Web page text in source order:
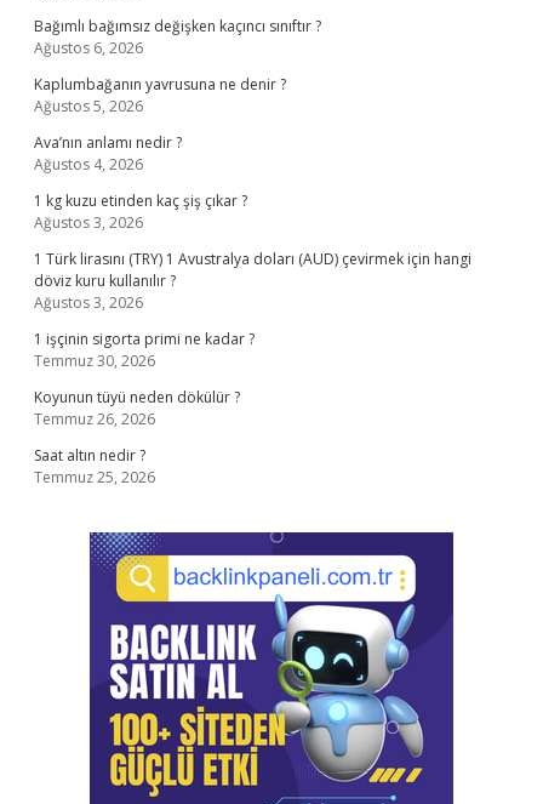
Bağımlı bağımsız değişken kaçıncı sınıftır ?
Ağustos 6, 2026
Kaplumbağanın yavrusuna ne denir ?
Ağustos 5, 2026
Ava’nın anlamı nedir ?
Ağustos 4, 2026
1 kg kuzu etinden kaç şiş çıkar ?
Ağustos 3, 2026
1 Türk lirasını (TRY) 1 Avustralya doları (AUD) çevirmek için hangi
döviz kuru kullanılır ?
Ağustos 3, 2026
1 işçinin sigorta primi ne kadar ?
Temmuz 30, 2026
Koyunun tüyü neden dökülür ?
Temmuz 26, 2026
Saat altın nedir ?
Temmuz 25, 2026